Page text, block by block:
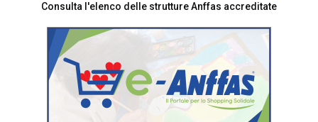
Consulta l'elenco delle strutture Anffas accreditate